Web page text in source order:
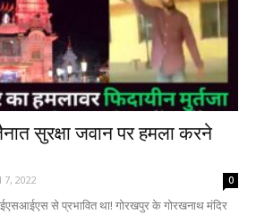
सुरक्षा जवान पर हमला करने
2022 0
से प्रभावित था! गोरखपुर के गोरखनाथ मंदिर